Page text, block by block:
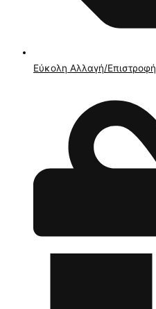
Εύκολη Αλλαγή/Επιστροφή